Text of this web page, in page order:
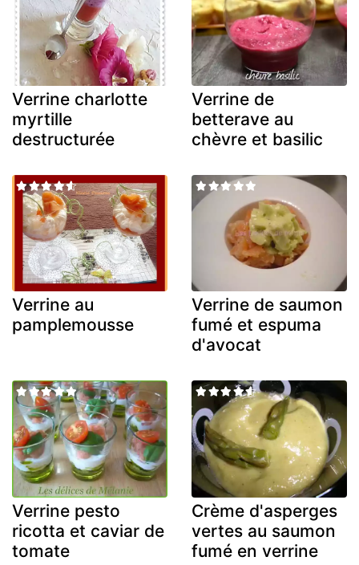
Verrine charlotte
myrtille
destructurée
Verrine de
betterave au
chèvre et basilic
Verrine au
pamplemousse
Verrine de saumon
fumé et espuma
d'avocat
Verrine pesto
ricotta et caviar de
tomate
Crème d'asperges
vertes au saumon
fumé en verrine